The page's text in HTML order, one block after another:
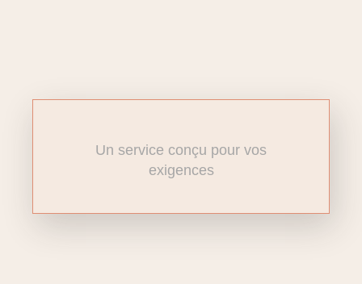
Un service conçu pour vos
exigences